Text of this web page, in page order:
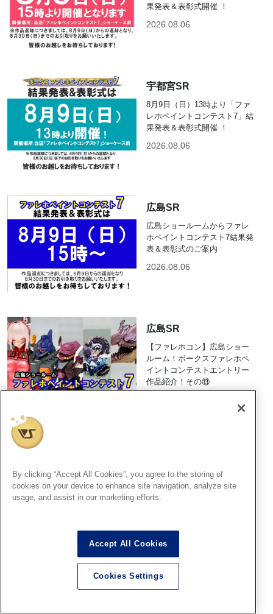
果発表＆表彰式開催 ！
2026.08.06
宇都宮SR
8月9日（日）13時より「ファ
レホペイントコンテスト7」結
果発表＆表彰式開催 ！
2026.08.06
広島SR
広島ショールームからファレ
ホペイントコンテスト7結果発
表＆表彰式のご案内
2026.08.06
広島SR
【ファレホコン】広島ショー
ルーム！ボークスファレホペ
イントコンテストエントリー
作品紹介！その⑬
ァレホペイントコンテスト7」
結果発表＆表彰式開催！
仙台SR
【ファレホコン7】結果発表＆
By clicking “Accept All Cookies”, you agree to the storing of
cookies on your device to enhance site navigation, analyze site
usage, and assist in our marketing efforts.
Accept All Cookies
Cookies Settings